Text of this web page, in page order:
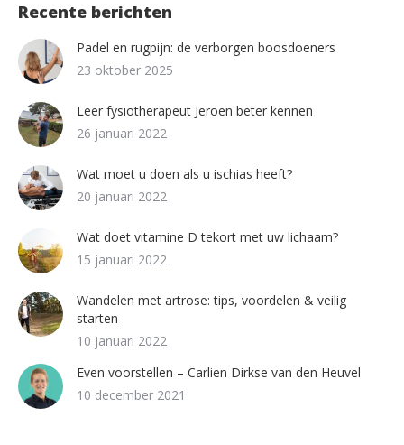
Recente berichten
Padel en rugpijn: de verborgen boosdoeners
23 oktober 2025
Leer fysiotherapeut Jeroen beter kennen
26 januari 2022
Wat moet u doen als u ischias heeft?
20 januari 2022
Wat doet vitamine D tekort met uw lichaam?
15 januari 2022
Wandelen met artrose: tips, voordelen & veilig
starten
10 januari 2022
Even voorstellen – Carlien Dirkse van den Heuvel
10 december 2021